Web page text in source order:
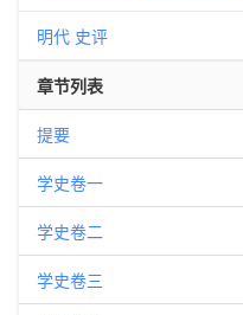
明代 史评
章节列表
提要
学史卷一
学史卷二
学史卷三